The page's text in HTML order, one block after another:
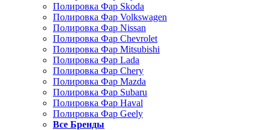
Полировка Фар Skoda
Полировка Фар Volkswagen
Полировка Фар Nissan
Полировка Фар Chevrolet
Полировка Фар Mitsubishi
Полировка Фар Lada
Полировка Фар Chery
Полировка Фар Mazda
Полировка Фар Subaru
Полировка Фар Haval
Полировка Фар Geely
Все Бренды